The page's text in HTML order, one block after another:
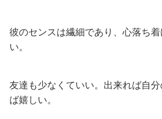
彼のセンスは繊細であり、心落ち
い。
友達も少なくていい。出来れば自
ば嬉しい。